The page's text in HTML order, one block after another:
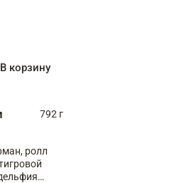
В корзину
792 г
ролл